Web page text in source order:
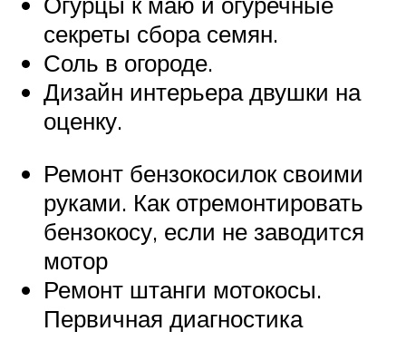
секреты сбора семян.
Соль в огороде.
Дизайн интерьера двушки на
оценку.
Ремонт бензокосилок своими
руками. Как отремонтировать
бензокосу, если не заводится
мотор
Ремонт штанги мотокосы.
Первичная диагностика